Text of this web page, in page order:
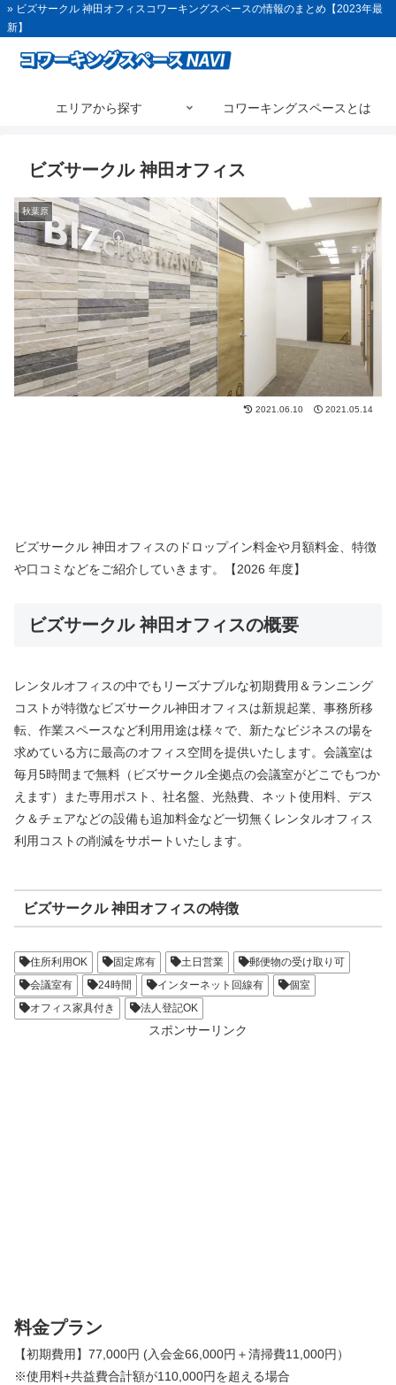
» ビズサークル 神田オフィスコワーキングスペースの情報のまとめ【2023年最
新】
エリアから探す コワーキングスペースとは
ビズサークル 神田オフィス
秋葉原
2021.06.10 2021.05.14
ビズサークル 神田オフィスのドロップイン料金や月額料金、特徴
や口コミなどをご紹介していきます。【2026 年度】
ビズサークル 神田オフィスの概要
レンタルオフィスの中でもリーズナブルな初期費用＆ランニング
コストが特徴なビズサークル神田オフィスは新規起業、事務所移
転、作業スペースなど利用用途は様々で、新たなビジネスの場を
求めている方に最高のオフィス空間を提供いたします。会議室は
毎月5時間まで無料（ビズサークル全拠点の会議室がどこでもつか
えます）また専用ポスト、社名盤、光熱費、ネット使用料、デス
ク＆チェアなどの設備も追加料金など一切無くレンタルオフィス
利用コストの削減をサポートいたします。
ビズサークル 神田オフィスの特徴
住所利用OK 固定席有 土日営業
郵便物の受け取り可
会議室有
24時間 インターネット回線有
個室
オフィス家具付き
法人登記OK
スポンサーリンク
料金プラン
【初期費用】77,000円 (入会金66,000円＋清掃費11,000円）
※使用料+共益費合計額が110,000円を超える場合